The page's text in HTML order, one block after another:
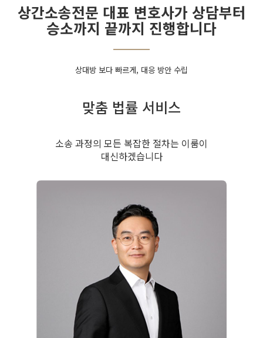
상간소송전문 대표 변호사가 상담부터
승소까지 끝까지 진행합니다
상대방 보다 빠르게, 대응 방안 수립
맞춤 법률 서비스
소송 과정의 모든 복잡한 절차는 이룸이
대신하겠습니다